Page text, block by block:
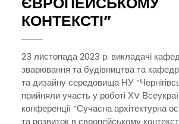
КОНТЕКСТІ”
ОСВІТА:
ТА
23 листопада 2023 р. викладачі кафедри Технологій
зварювання та будівництва та
та дизайну середовища НУ
прийняли участь у роботі ХV
конференції “Сучасна архітектурна
та розвиток в європейському